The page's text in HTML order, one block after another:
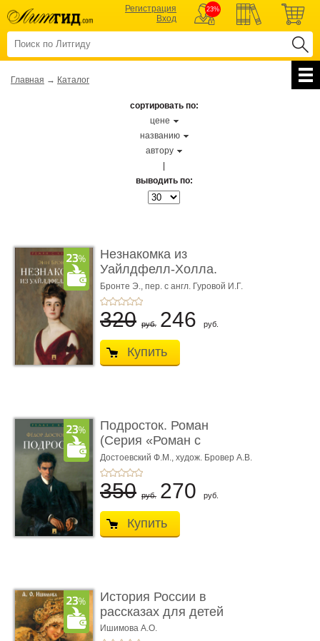
Регистрация
Вход
23%
Главная → Каталог
сортировать по:
цене
названию
автору
выводить по:
Незнакомка из
Уайлдфелл-Холла.
Роман (Серия «Р� ...
Бронте Э., пер. с англ. Гуровой И.Г.
320 руб. 246 руб.
Купить
Подросток. Роман
(Серия «Роман с
книгой»)
Достоевский Ф.М., худож. Бровер А.В.
350 руб. 270 руб.
Купить
История России в
рассказах для детей
Ишимова А.О.